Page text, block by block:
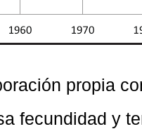
propia
fecundidad y